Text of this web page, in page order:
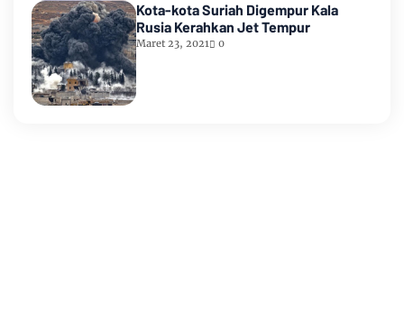
Kota-kota Suriah Digempur Kala
Rusia Kerahkan Jet Tempur
Maret 23, 2021 0